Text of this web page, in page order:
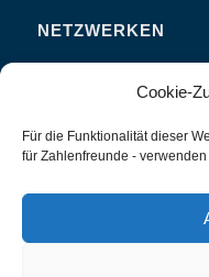
Cookie-
Für die Funktionalität dieser
für Zahlenfreunde -
NETZWERKEN
Studieren
Interviews und